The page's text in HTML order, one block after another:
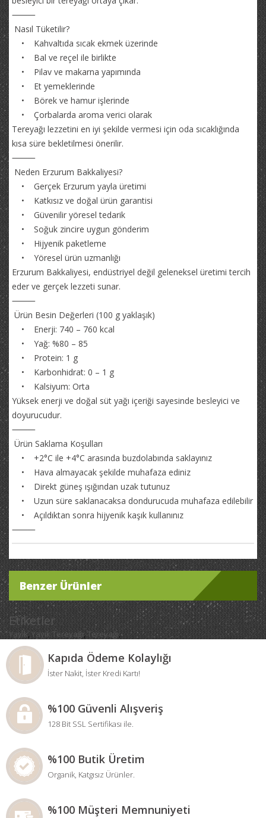
⸻
Nasıl Tüketilir?
• Kahvaltıda sıcak ekmek üzerinde
• Bal ve reçel ile birlikte
• Pilav ve makarna yapımında
• Et yemeklerinde
• Börek ve hamur işlerinde
• Çorbalarda aroma verici olarak
Tereyağı lezzetini en iyi şekilde vermesi için oda sıcaklığında
kısa süre bekletilmesi önerilir.
⸻
Neden Erzurum Bakkaliyesi?
• Gerçek Erzurum yayla üretimi
• Katkısız ve doğal ürün garantisi
• Güvenilir yöresel tedarik
• Soğuk zincire uygun gönderim
• Hijyenik paketleme
• Yöresel ürün uzmanlığı
Erzurum Bakkaliyesi, endüstriyel değil geleneksel üretimi tercih
eder ve gerçek lezzeti sunar.
⸻
Ürün Besin Değerleri (100 g yaklaşık)
• Enerji: 740 – 760 kcal
• Yağ: %80 – 85
• Protein: 1 g
• Karbonhidrat: 0 – 1 g
• Kalsiyum: Orta
Yüksek enerji ve doğal süt yağı içeriği sayesinde besleyici ve
doyurucudur.
⸻
Ürün Saklama Koşulları
• +2°C ile +4°C arasında buzdolabında saklayınız
• Hava almayacak şekilde muhafaza ediniz
• Direkt güneş ışığından uzak tutunuz
• Uzun süre saklanacaksa dondurucuda muhafaza edilebilir
• Açıldıktan sonra hijyenik kaşık kullanınız
⸻
Benzer Ürünler
Etiketler
Yayık, Yayık Tereyağı,Tereyağı,
Kapıda Ödeme Kolaylığı
İster Nakit, İster Kredi Kartı!
%100 Güvenli Alışveriş
128 Bit SSL Sertifikası ile.
%100 Butik Üretim
Organik, Katgısız Ürünler.
%100 Müşteri Memnuniyeti